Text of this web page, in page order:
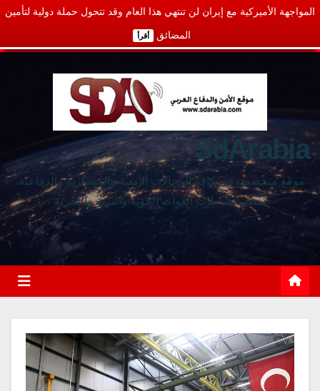
المواجهة الأميركية مع إيران لن تنتهي هذا العام وقد تتحول حملة دولية لتأمين
المضائق أقرأ
SdArabia
موقع متخصص في كافة المجالات الأمنية والعسكرية والدفاعية،
يغطي نشاطات القوات الجوية والبرية والبحرية